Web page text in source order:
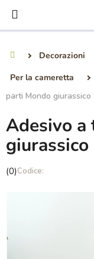
contenuto
Decorazioni
Per la cameretta
parti Mondo giurassico
Adesivo
giurassico
La
0,0
(0)